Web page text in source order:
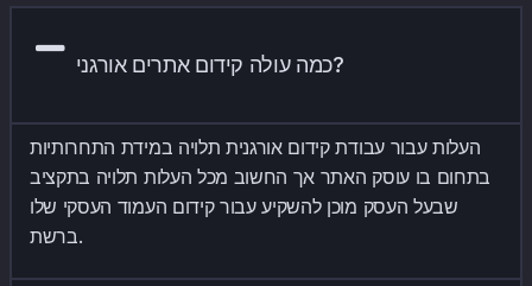
כמה עולה קידום אתרים אורגני?
העלות עבור עבודת קידום אורגנית תלויה במידת התחרותיות
בתחום בו עוסק האתר אך החשוב מכל העלות תלויה בתקציב
שבעל העסק מוכן להשקיע עבור קידום העמוד העסקי שלו
ברשת.